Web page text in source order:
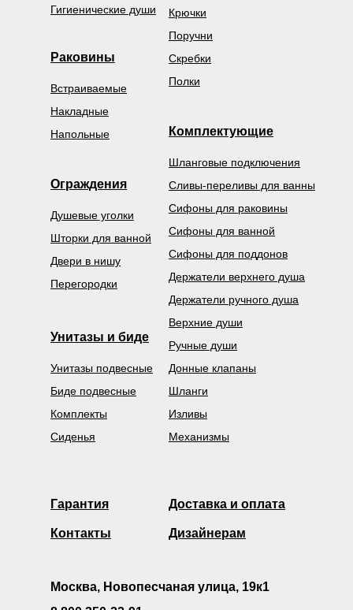
Гигиенические души
Поручни
Скребки
Полки
Верхние души
Ручные души
Крючки
Сифоны для поддонов
Держатели верхнего душа
Держатели ручного душа
Механизмы
Донные клапаны
Шланги
Изливы
Сливы-переливы для ванны
Сифоны для ванной
Шланговые подключения
Сифоны для раковины
Унитазы и биде
Унитазы подвесные
Биде подвесные
Комплекты
Раковины
Встраиваемые
Накладные
Напольные
Ограждения
Душевые уголки
Шторки для ванной
Двери в нишу
Перегородки
Комплектующие
Дизайнерам
Доставка и оплата
Москва, Новопесчаная улица, 19к1
Гарантия
Контакты
Сиденья